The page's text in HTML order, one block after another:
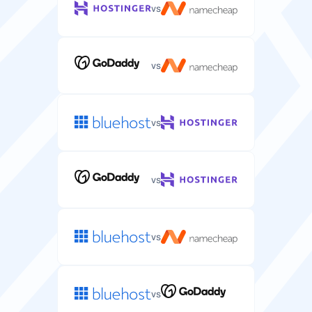
rajoittamaton 5000 GB
Linux
Palvelimen käyttöjärjestelmä (Linux/Windows)
Palvelimellesi osoitettu yksilöllinen IP-osoite
paremman tietoturvan ja hallinnan vuoksi.
Päivät, joiden aikana voit kokeilla palvelinwebhotellia
ja saada täyden hyvityksen.
vs
vs
vs
vs
vs
vs